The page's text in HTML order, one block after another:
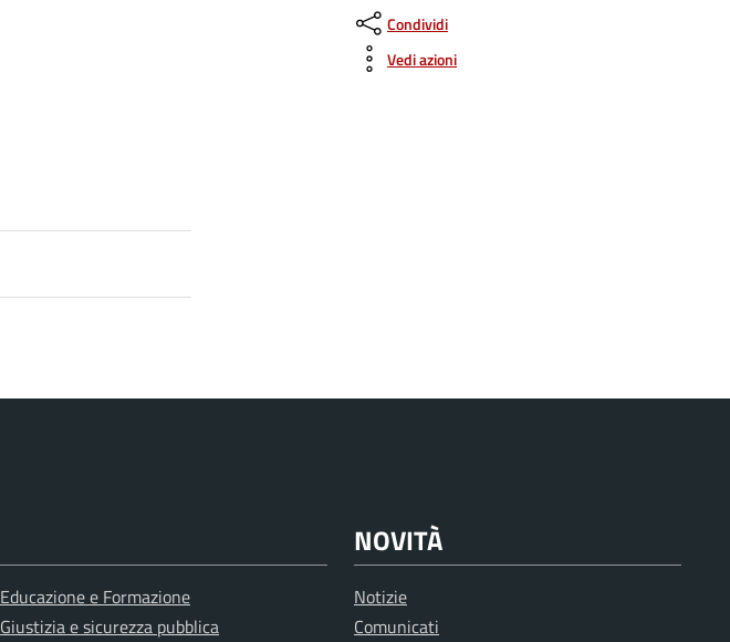
Condividi
Vedi azioni
Educazione e Formazione
Giustizia e sicurezza pubblica
NOVITÀ
Notizie
Comunicati